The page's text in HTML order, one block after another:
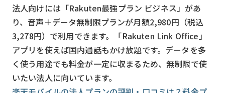
法人向けには「Rakuten最強プラン ビジネス」があ
り、音声＋データ無制限プランが月額2,980円（税込
3,278円）で利用できます。「Rakuten Link Office」
アプリを使えば国内通話もかけ放題です。データを多
く使う用途でも料金が一定に収まるため、無制限で使
いたい法人に向いています。